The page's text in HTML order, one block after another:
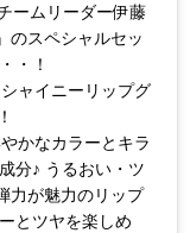
ームリーダー伊藤
のスペシャルセッ
・！
イニーリップグ
なカラーとキラ
分♪ うるおい・ツ
力が魅力のリップ
とツヤを楽しめ